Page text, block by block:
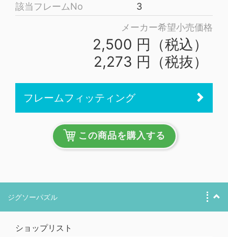
該当フレームNo
3
メーカー希望小売価格
2,500 円（税込）
2,273 円（税抜）
フレームフィッティング
この商品を購入する
ジグソーパズル
ショップリスト